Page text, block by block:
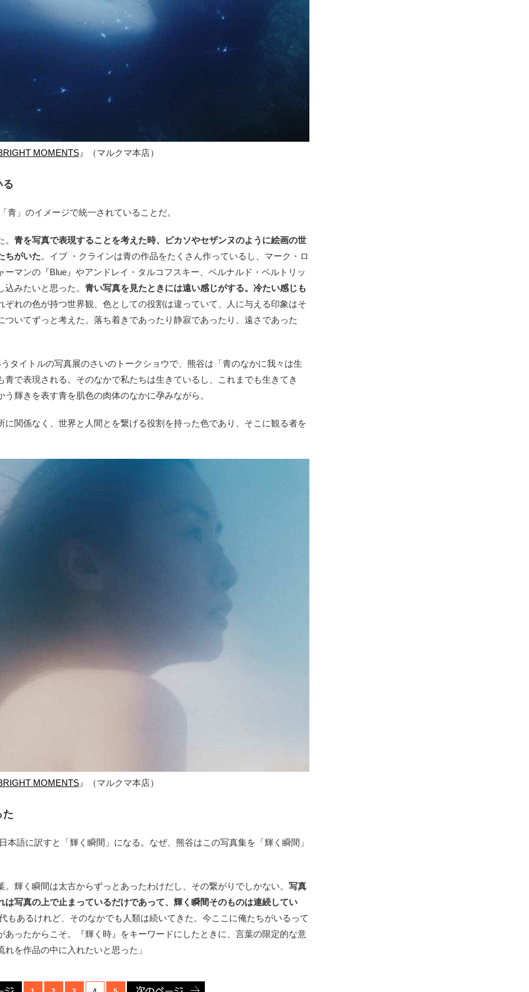
MOMENTS』（マルクマ本店）
る
」のイメージで統一されていることだ。
青を写真で表現することを考えた時、ピカソやセザンヌのように絵画の世
ちがいた。イブ ・クラインは青の作品をたくさん作っているし、マーク・ロ
マンの『Blue』やアンドレイ・タルコフスキー、ベルナルド・ベルトリッ
みたいと思った。 青い写真を見たときには遠い感じがする。冷たい感じも
ぞれの色が持つ世界観、色としての役割は違っていて、人に与える印象はそ
いてずっと考えた。落ち着きであったり静寂であったり、遠さであった
イトルの写真展のさいのトークショウで、熊谷は「青のなかに我々は生
で表現される。そのなかで私たちは生きているし、これまでも生きてき
輝きを表す青を肌色の肉体のなかに孕みながら。
関係なく、世界と人間とを繋げる役割を持った色であり、そこに観る者を
MOMENTS』（マルクマ本店）
た
語に訳すと「輝く瞬間」になる。なぜ、熊谷はこの写真集を「輝く瞬間」
輝く瞬間は太古からずっとあったわけだし、その繋がりでしかない。 写真
写真の上で止まっているだけであって、輝く瞬間そのものは連続してい
もあるけれど、そのなかでも人類は続いてきた。今ここに俺たちがいるって
ったからこそ。『輝く時』をキーワードにしたときに、言葉の限定的な意
を作品の中に入れたいと思った」
前のページ
次のページ